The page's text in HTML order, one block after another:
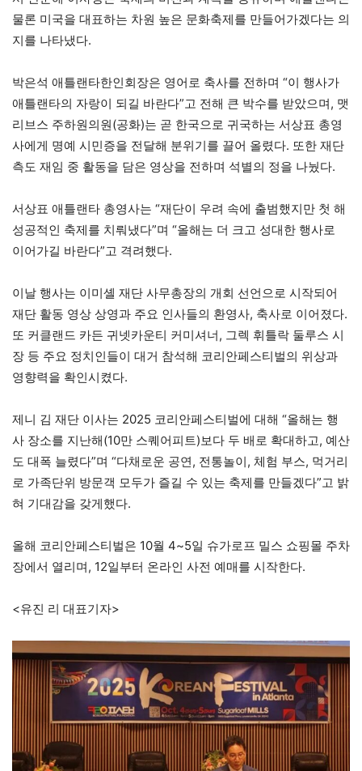
물론 미국을 대표하는 차원 높은 문화축제를 만들어가겠다는 의
지를 나타냈다.
박은석 애틀랜타한인회장은 영어로 축사를 전하며 “이 행사가
애틀랜타의 자랑이 되길 바란다”고 전해 큰 박수를 받았으며, 맷
리브스 주하원의원(공화)는 곧 한국으로 귀국하는 서상표 총영
사에게 명예 시민증을 전달해 분위기를 끌어 올렸다. 또한 재단
측도 재임 중 활동을 담은 영상을 전하며 석별의 정을 나눴다.
서상표 애틀랜타 총영사는 “재단이 우려 속에 출범했지만 첫 해
성공적인 축제를 치뤄냈다”며 “올해는 더 크고 성대한 행사로
이어가길 바란다”고 격려했다.
이날 행사는 이미셸 재단 사무총장의 개회 선언으로 시작되어
재단 활동 영상 상영과 주요 인사들의 환영사, 축사로 이어졌다.
또 커클랜드 카든 귀넷카운티 커미셔너, 그렉 휘틀락 둘루스 시
장 등 주요 정치인들이 대거 참석해 코리안페스티벌의 위상과
영향력을 확인시켰다.
제니 김 재단 이사는 2025 코리안페스티벌에 대해 “올해는 행
사 장소를 지난해(10만 스퀘어피트)보다 두 배로 확대하고, 예산
도 대폭 늘렸다”며 “다채로운 공연, 전통놀이, 체험 부스, 먹거리
로 가족단위 방문객 모두가 즐길 수 있는 축제를 만들겠다”고 밝
혀 기대감을 갖게했다.
올해 코리안페스티벌은 10월 4~5일 슈가로프 밀스 쇼핑몰 주차
장에서 열리며, 12일부터 온라인 사전 예매를 시작한다.
<유진 리 대표기자>